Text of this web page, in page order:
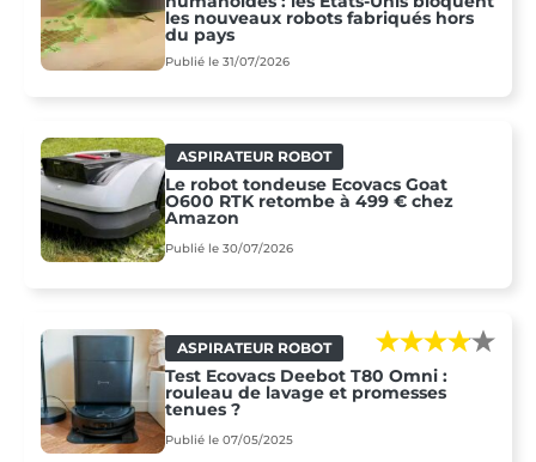
les nouveaux robots fabriqués hors
du pays
Publié le 31/07/2026
ASPIRATEUR ROBOT
Le robot tondeuse Ecovacs Goat
O600 RTK retombe à 499 € chez
Amazon
Publié le 30/07/2026
ASPIRATEUR ROBOT
Test Ecovacs Deebot T80 Omni :
rouleau de lavage et promesses
tenues ?
Publié le 07/05/2025